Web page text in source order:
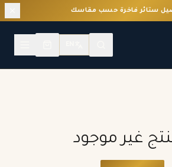
ستائر فاخرة حسب مقاسك
غير موجود